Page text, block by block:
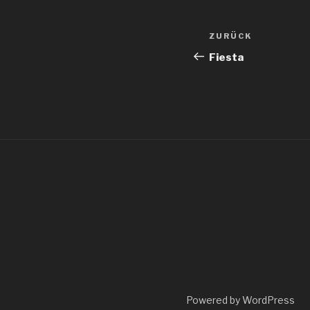
Vorheriger
Beitrag
ZURÜCK
Fiesta
Powered by WordPress